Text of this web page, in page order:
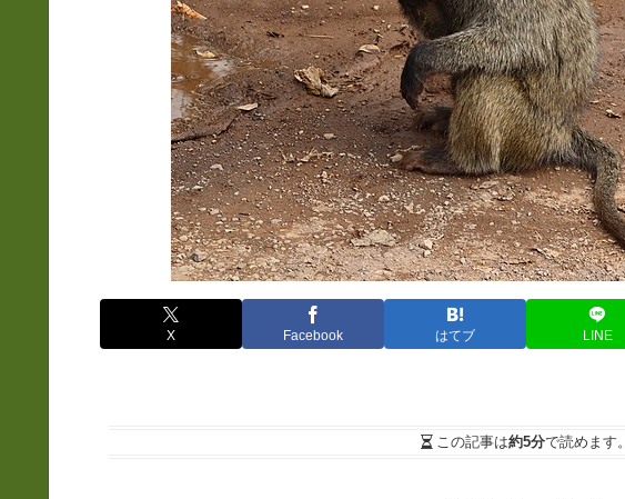
X Facebook はてブ LINE
この記事は約5分で読めます。